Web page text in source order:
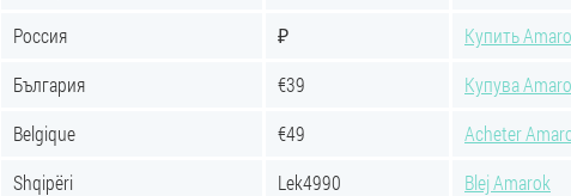
Россия
₽
Купить
България
€39
Купува
Belgique
€49
Acheter
Shqipëri
Lek4990
Blej Amarok